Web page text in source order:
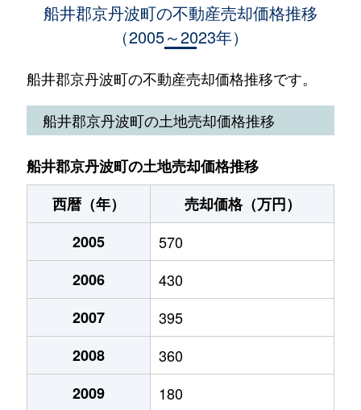
1,400万円 下山(京都)
豊田
15万円 下山(京都)
徒歩1時間15分
橋爪
250万円 下山(京都)
徒歩1時間45分
本庄
120万円 和知 徒歩4分
船井郡京丹波町の不動産売却価格推移
（2005～2023年）
船井郡京丹波町の不動産売却価格推移です。
船井郡京丹波町の土地売却価格推移
船井郡京丹波町の土地売却価格推移
西暦（年）
売却価格（万円）
2005
570
2006
430
2007
395
2008
360
2009
180